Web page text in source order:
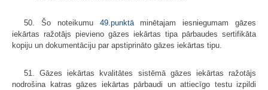
50. Šo noteikumu 49.punktāminētajam iesniegumam gāzes
iekārtas ražotājs pievieno gāzes iekārtas tipa pārbaudes sertifikāta
kopiju un dokumentāciju par apstiprināto gāzes iekārtas tipu.
51. Gāzes iekārtas kvalitātes sistēmā gāzes iekārtas ražotājs
nodrošina katras gāzes iekārtas pārbaudi un attiecīgo testu izpildi